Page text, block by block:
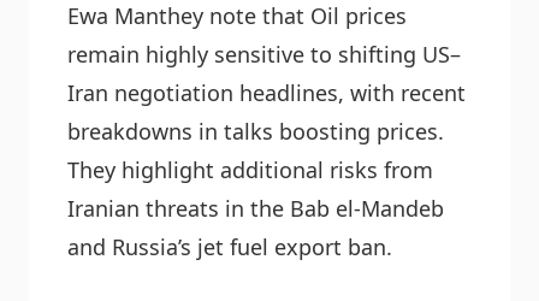
Ewa Manthey note that Oil prices
remain highly sensitive to shifting US–
Iran negotiation headlines, with recent
breakdowns in talks boosting prices.
They highlight additional risks from
Iranian threats in the Bab el‑Mandeb
and Russia’s jet fuel export ban.